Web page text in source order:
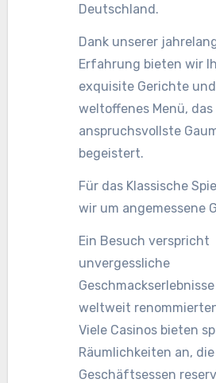
Deutschland.
Dank unserer
Erfahrung bieten wir
exquisite Gerichte
weltoffenes Menü, das
anspruchsvollste
begeistert.
Für das Klassische
wir um angemessene
Ein Besuch verspricht
unvergessliche
weltweit
Viele Casinos bieten
Räumlichkeiten an,
Geschäftsessen